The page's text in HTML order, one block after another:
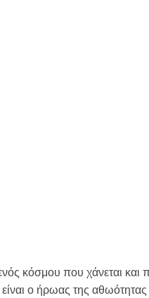
κόσμου που χάνεται και
είναι ο ήρωας της